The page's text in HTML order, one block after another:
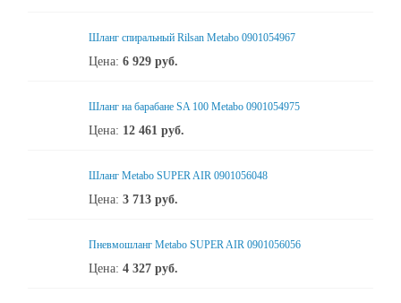
Шланг спиральный Rilsan Metabo 0901054967
Цена: 6 929 руб.
Шланг на барабане SA 100 Metabo 0901054975
Цена: 12 461 руб.
Шланг Metabo SUPER AIR 0901056048
Цена: 3 713 руб.
Пневмошланг Metabo SUPER AIR 0901056056
Цена: 4 327 руб.